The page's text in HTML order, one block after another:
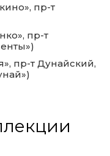
пр-т
пр-т
пр-т Дунайский,